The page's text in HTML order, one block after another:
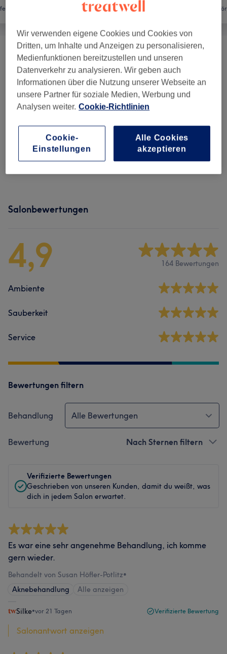
Gesicht
Gesichtsbehandlungen - Klassisch (6) ab 69 €
Augenbrauen & Wimpern (4) ab 15 €
Make-Up ( 2)
Microneedling (8)
ab 99 €
Salonbewertungen
4,9 164 Bewertungen
Ambiente
Sauberkeit
Service
Bewertungen filtern
Behandlung Alle Bewertungen
Bewertung Nach Sternen filtern
Verifizierte Bewertungen
Geschrieben von unseren Kunden, damit du weißt, was
dich in jedem Salon erwartet.
Es war eine sehr angenehme Behandlung, ich komme
gern wieder.
Behandelt von Susan Höfler-Potlitz•
Aknebehandlung
Alle anzeigen
Silke•vor 21 Tagen Verifizierte Bewertung
Salonantwort anzeigen
Wir verwenden eigene Cookies und Cookies von
Dritten, um Inhalte und Anzeigen zu personalisieren,
Medienfunktionen bereitzustellen und unseren
Datenverkehr zu analysieren. Wir geben auch
Informationen über die Nutzung unserer Webseite an
unsere Partner für soziale Medien, Werbung und
Analysen weiter. Cookie-Richtlinien
Cookie-
Einstellungen
Alle Cookies
akzeptieren